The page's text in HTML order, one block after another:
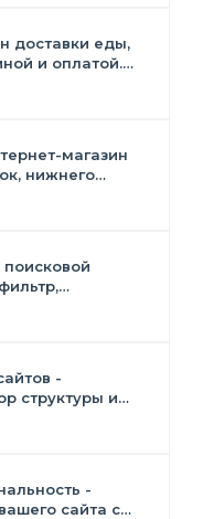
доставки еды,
и оплатой.
магазин
нижнего
поисковой
-
структуры и
-
сайта с